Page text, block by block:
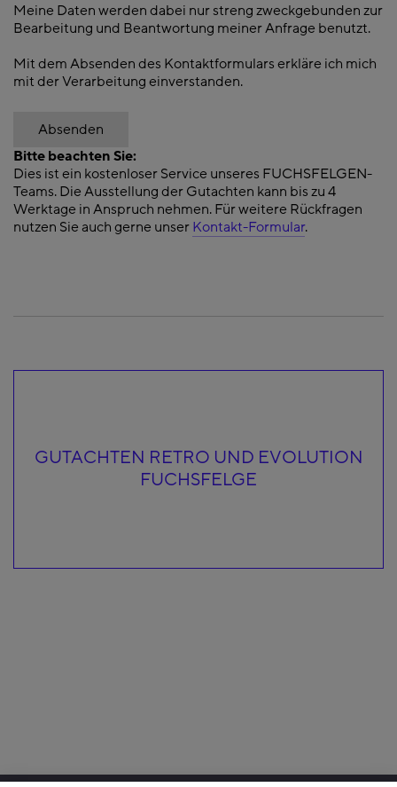
Meine Daten werden dabei nur streng zweckgebunden zur
Bearbeitung und Beantwortung meiner Anfrage benutzt.
Mit dem Absenden des Kontaktformulars erkläre ich mich
mit der Verarbeitung einverstanden.
Absenden
Bitte beachten Sie:
Dies ist ein kostenloser Service unseres FUCHSFELGEN-
Teams. Die Ausstellung der Gutachten kann bis zu 4
Werktage in Anspruch nehmen. Für weitere Rückfragen
nutzen Sie auch gerne unser Kontakt-Formular.
GUTACHTEN RETRO UND EVOLUTION
FUCHSFELGE